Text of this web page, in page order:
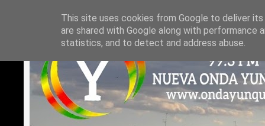
This site uses cookies from Google to deliver
are shared with Google along with
statistics, and to detect and address abuse.